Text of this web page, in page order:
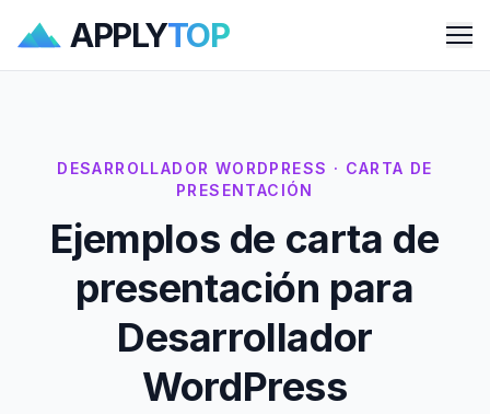
APPLYTOP
DESARROLLADOR WORDPRESS · CARTA DE
PRESENTACIÓN
Ejemplos de carta de
presentación para
Desarrollador
WordPress